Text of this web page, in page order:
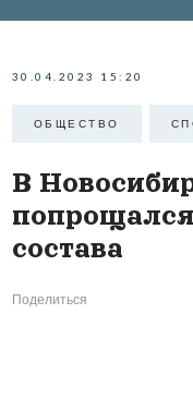
30.04.2023 15:20
ОБЩЕСТВО
В
состава
Поделиться